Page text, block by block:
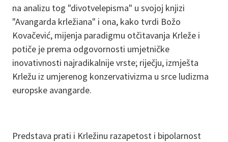
na analizu tog "divotvelepisma" u svojoj knjizi
"Avangarda krležiana" i ona, kako tvrdi Božo
Kovačević, mijenja paradigmu otčitavanja Krleže i
potiče je prema odgovornosti umjetničke
inovativnosti najradikalnije vrste; riječju, izmješta
Krležu iz umjerenog konzervativizma u srce ludizma
europske avangarde.
Predstava prati i Krležinu razapetost i bipolarnost